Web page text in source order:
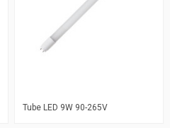
Tube LED 9W 90-265V